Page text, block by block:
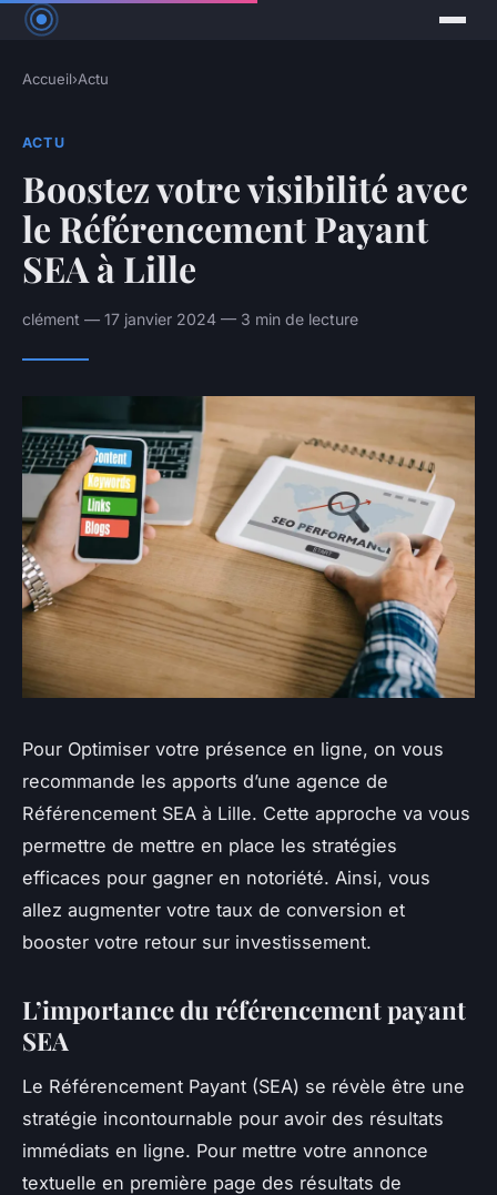
Accueil›Actu
ACTU
Boostez votre visibilité avec
le Référencement Payant
SEA à Lille
clément — 17 janvier 2024 — 3 min de lecture
Pour Optimiser votre présence en ligne, on vous
recommande les apports d’une agence de
Référencement SEA à Lille. Cette approche va vous
permettre de mettre en place les stratégies
efficaces pour gagner en notoriété. Ainsi, vous
allez augmenter votre taux de conversion et
booster votre retour sur investissement.
L’importance du référencement payant
SEA
Le Référencement Payant (SEA) se révèle être une
stratégie incontournable pour avoir des résultats
immédiats en ligne. Pour mettre votre annonce
textuelle en première page des résultats de